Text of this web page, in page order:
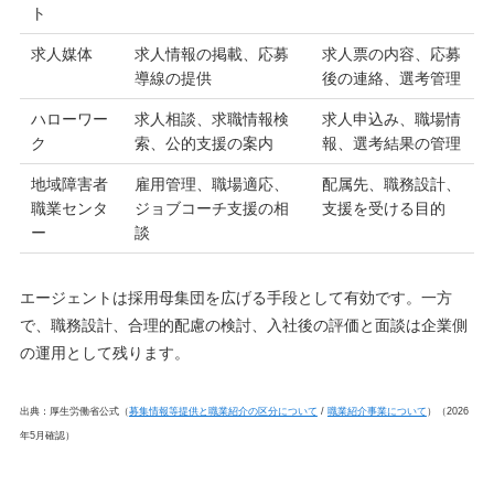
ト
求人媒体
求人情報の掲載、応募
導線の提供
求人票の内容、応募
後の連絡、選考管理
ハローワー
ク
求人相談、求職情報検
索、公的支援の案内
求人申込み、職場情
報、選考結果の管理
地域障害者
職業センタ
ー
雇用管理、職場適応、
ジョブコーチ支援の相
談
配属先、職務設計、
支援を受ける目的
エージェントは採用母集団を広げる手段として有効です。一方
で、職務設計、合理的配慮の検討、入社後の評価と面談は企業側
の運用として残ります。
出典：厚生労働省公式（募集情報等提供と職業紹介の区分について / 職業紹介事業について）（2026
年5月確認）